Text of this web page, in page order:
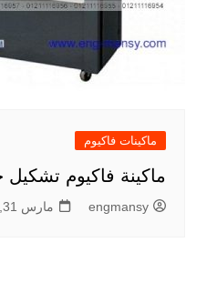
ماكينات فاكيوم
ماكينة فاكيوم تشكيل
engmansy مارس 31, 2020